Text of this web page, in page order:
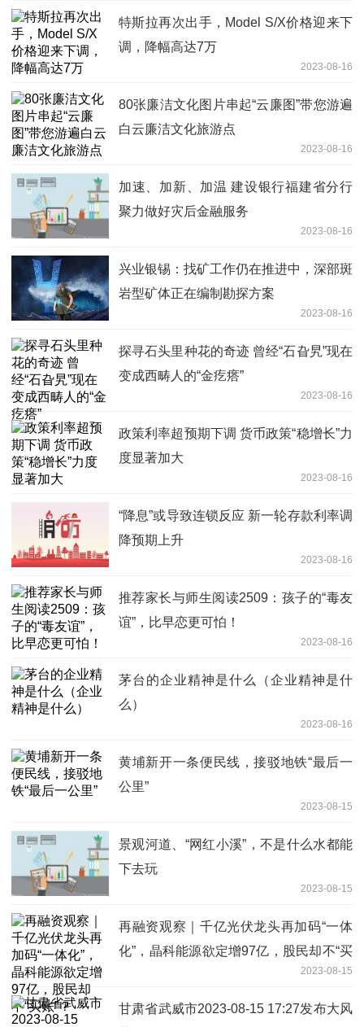
特斯拉再次出手，Model S/X价格迎来下
调，降幅高达7万
2023-08-16
80张廉洁文化图片串起“云廉图”带您游遍
白云廉洁文化旅游点
2023-08-16
加速、加新、加温 建设银行福建省分行
聚力做好灾后金融服务
2023-08-16
兴业银锡：找矿工作仍在推进中，深部斑
岩型矿体正在编制勘探方案
2023-08-16
探寻石头里种花的奇迹 曾经“石旮旯”现在
变成西畴人的“金疙瘩”
2023-08-16
政策利率超预期下调 货币政策“稳增长”力
度显著加大
2023-08-16
“降息”或导致连锁反应 新一轮存款利率调
降预期上升
2023-08-16
推荐家长与师生阅读2509：孩子的“毒友
谊”，比早恋更可怕！
2023-08-16
茅台的企业精神是什么（企业精神是什
么）
2023-08-16
黄埔新开一条便民线，接驳地铁“最后一
公里”
2023-08-15
景观河道、“网红小溪”，不是什么水都能
下去玩
2023-08-15
再融资观察｜千亿光伏龙头再加码“一体
化”，晶科能源欲定增97亿，股民却不“买
2023-08-15
甘肃省武威市2023-08-15 17:27发布大风